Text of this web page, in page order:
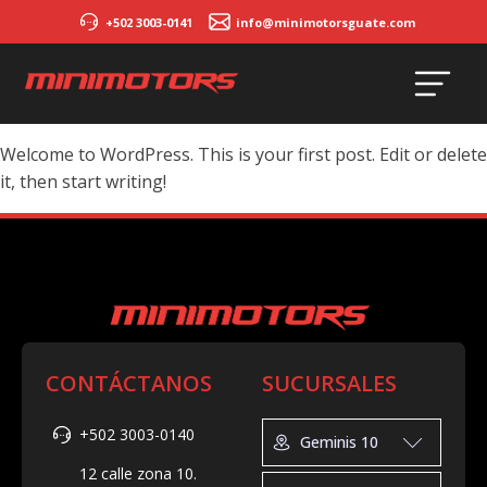
+502 3003-0141 info@minimotorsguate.com
Welcome to WordPress. This is your first post. Edit or delete
it, then start writing!
CONTÁCTANOS
+502 3003-0140
12 calle zona 10.
SUCURSALES
Geminis 10